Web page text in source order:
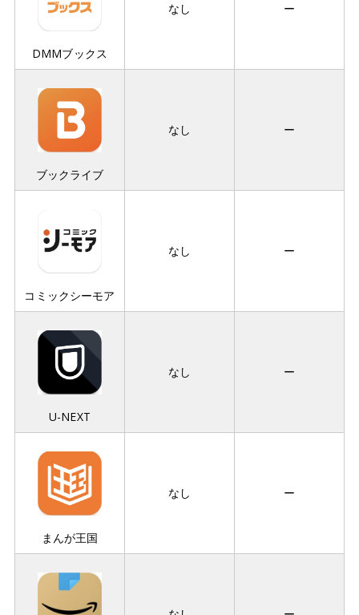
DMMブックス
なし ー
ブックライブ
なし ー
コミックシーモア
なし ー
U-NEXT
なし ー
まんが王国
なし ー